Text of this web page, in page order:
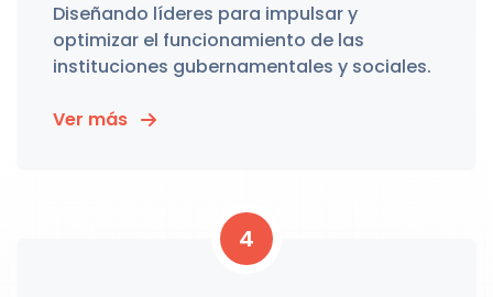
Diseñando líderes para impulsar y
optimizar el funcionamiento de las
instituciones gubernamentales y sociales.
Ver más
4